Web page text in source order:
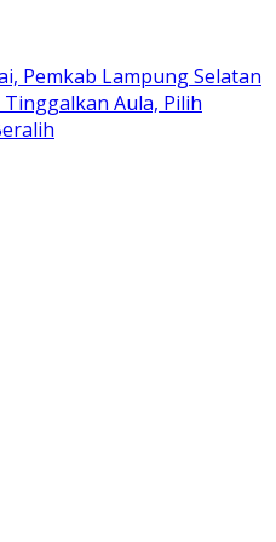
Pemkab Lampung Selatan
Aula, Pilih